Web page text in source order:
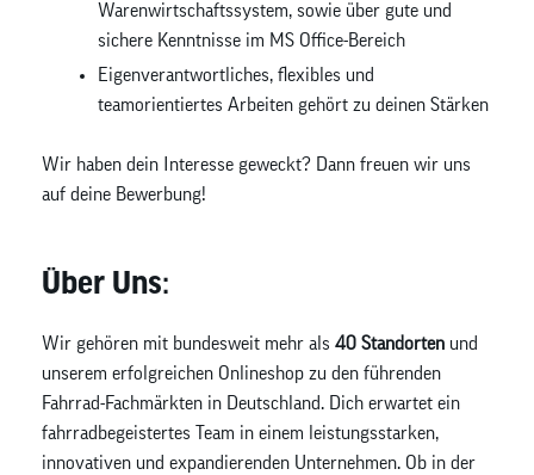
Warenwirtschaftssystem, sowie über gute und
sichere Kenntnisse im MS Office-Bereich
Eigenverantwortliches, flexibles und
teamorientiertes Arbeiten gehört zu deinen Stärken
Wir haben dein Interesse geweckt? Dann freuen wir uns
auf deine Bewerbung!
Über Uns:
Wir gehören mit bundesweit mehr als 40 Standorten und
unserem erfolgreichen Onlineshop zu den führenden
Fahrrad-Fachmärkten in Deutschland. Dich erwartet ein
fahrradbegeistertes Team in einem leistungsstarken,
innovativen und expandierenden Unternehmen. Ob in der